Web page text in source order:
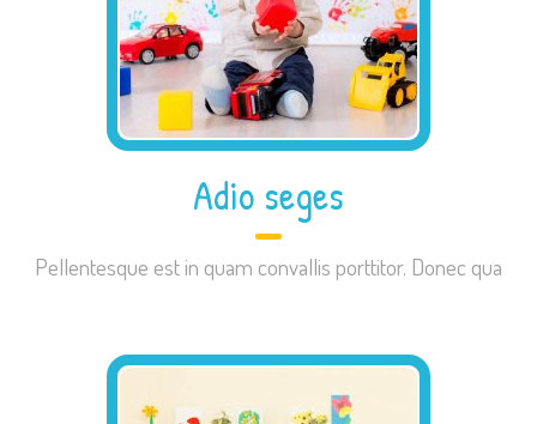
Adio seges
Pellentesque est in quam convallis porttitor. Donec qua